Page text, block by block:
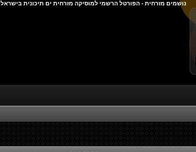
נושמים מזרחית - הפורטל הרשמי למוסיקה מזרחית ים תיכונית בישראל